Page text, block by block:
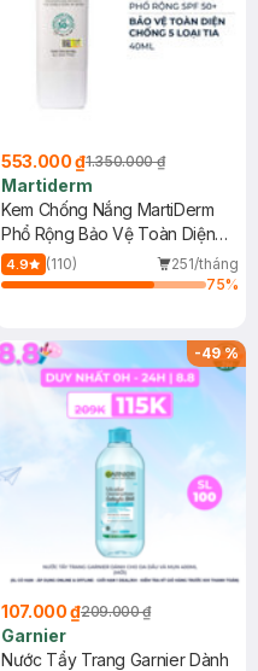
553.000 ₫1.350.000 ₫
Martiderm
Kem Chống Nắng MartiDerm
Phổ Rộng Bảo Vệ Toàn Diện
40ml
4.9 (110)
251/tháng
75%
-49%
107.000 ₫209.000 ₫
Garnier
Nước Tẩy Trang Garnier Dành